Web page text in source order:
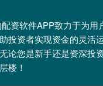
资软件APP致力于为
投资者实现资金的灵活
论您是新手还是资深投
楼！